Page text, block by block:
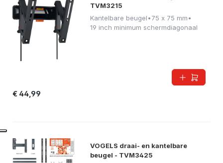
TVM3215
Kantelbare beugel•75 x 75 mm•
19 inch minimum schermdiagonaal
€ 44,99
VOGELS draai- en kantelbare
beugel - TVM3425